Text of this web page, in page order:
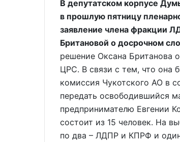
В депутатском корпусе
в прошлую пятницу
заявление члена фракции
Британовой о досрочном
решение Оксана Британова
ЦРС. В связи с тем, что она
комиссия Чукотского АО в
передать освободившийся
предпринимателю Евгении
состоит из 15 человек. На
по два – ЛДПР и КПРФ и